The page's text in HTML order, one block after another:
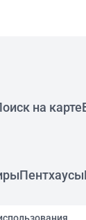
на карте
Пентхаусы